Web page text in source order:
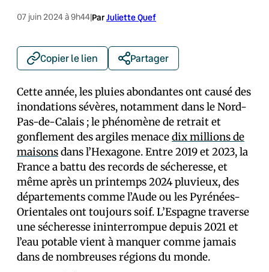
07 juin 2024 à 9h44|ParJuliette Quef
Copier le lien Partager
Cette année, les pluies abondantes ont causé des
inondations sévères, notamment dans le Nord-
Pas-de-Calais ; le phénomène de retrait et
gonflement des argiles menacedix millions de
maisonsdans l’Hexagone. Entre 2019 et 2023, la
France a battu des records de sécheresse, et
même après un printemps 2024 pluvieux, des
départements comme l’Aude ou les Pyrénées-
Orientales ont toujours soif. L’Espagne traverse
une sécheresse ininterrompue depuis 2021 et
l’eau potable vient à manquer comme jamais
dans de nombreuses régions du monde.